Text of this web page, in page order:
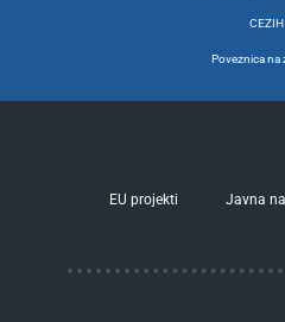
CEZIH
Poveznica na
EU projekti Javna